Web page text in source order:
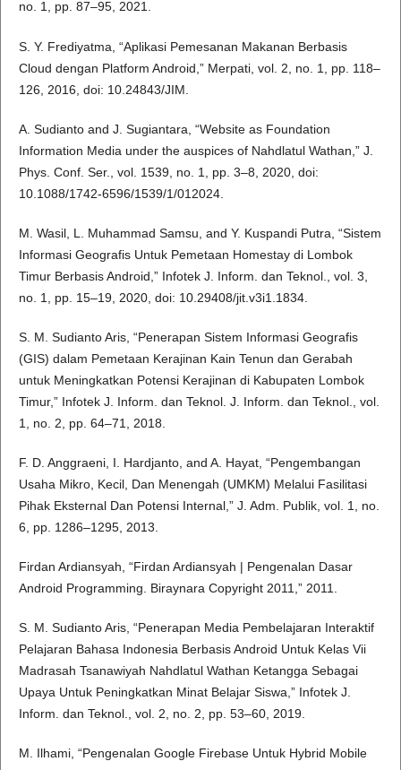
no. 1, pp. 87–95, 2021.
S. Y. Frediyatma, “Aplikasi Pemesanan Makanan Berbasis
Cloud dengan Platform Android,” Merpati, vol. 2, no. 1, pp. 118–
126, 2016, doi: 10.24843/JIM.
A. Sudianto and J. Sugiantara, “Website as Foundation
Information Media under the auspices of Nahdlatul Wathan,” J.
Phys. Conf. Ser., vol. 1539, no. 1, pp. 3–8, 2020, doi:
10.1088/1742-6596/1539/1/012024.
M. Wasil, L. Muhammad Samsu, and Y. Kuspandi Putra, “Sistem
Informasi Geografis Untuk Pemetaan Homestay di Lombok
Timur Berbasis Android,” Infotek J. Inform. dan Teknol., vol. 3,
no. 1, pp. 15–19, 2020, doi: 10.29408/jit.v3i1.1834.
S. M. Sudianto Aris, “Penerapan Sistem Informasi Geografis
(GIS) dalam Pemetaan Kerajinan Kain Tenun dan Gerabah
untuk Meningkatkan Potensi Kerajinan di Kabupaten Lombok
Timur,” Infotek J. Inform. dan Teknol. J. Inform. dan Teknol., vol.
1, no. 2, pp. 64–71, 2018.
F. D. Anggraeni, I. Hardjanto, and A. Hayat, “Pengembangan
Usaha Mikro, Kecil, Dan Menengah (UMKM) Melalui Fasilitasi
Pihak Eksternal Dan Potensi Internal,” J. Adm. Publik, vol. 1, no.
6, pp. 1286–1295, 2013.
Firdan Ardiansyah, “Firdan Ardiansyah | Pengenalan Dasar
Android Programming. Biraynara Copyright 2011,” 2011.
S. M. Sudianto Aris, “Penerapan Media Pembelajaran Interaktif
Pelajaran Bahasa Indonesia Berbasis Android Untuk Kelas Vii
Madrasah Tsanawiyah Nahdlatul Wathan Ketangga Sebagai
Upaya Untuk Peningkatkan Minat Belajar Siswa,” Infotek J.
Inform. dan Teknol., vol. 2, no. 2, pp. 53–60, 2019.
M. Ilhami, “Pengenalan Google Firebase Untuk Hybrid Mobile